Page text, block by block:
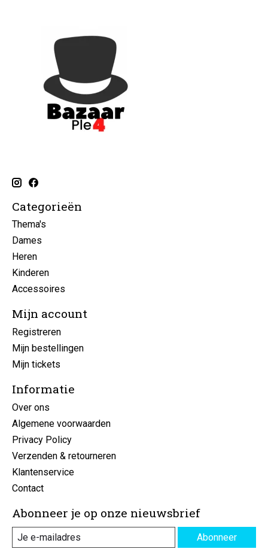
Categorieën
Thema's
Dames
Heren
Kinderen
Accessoires
Mijn account
Registreren
Mijn bestellingen
Mijn tickets
Informatie
Over ons
Algemene voorwaarden
Privacy Policy
Verzenden & retourneren
Klantenservice
Contact
Abonneer je op onze nieuwsbrief
Abonneer